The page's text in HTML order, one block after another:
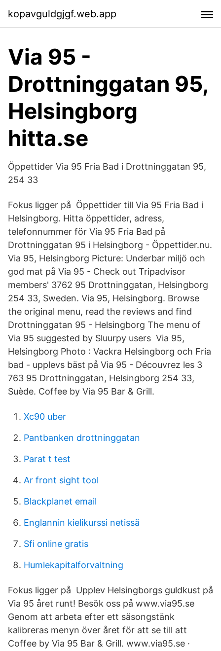
kopavguldgjgf.web.app
Via 95 -
Drottninggatan 95,
Helsingborg
hitta.se
Öppettider Via 95 Fria Bad i Drottninggatan 95,
254 33
Fokus ligger på Öppettider till Via 95 Fria Bad i
Helsingborg. Hitta öppettider, adress,
telefonnummer för Via 95 Fria Bad på
Drottninggatan 95 i Helsingborg - Öppettider.nu.
Via 95, Helsingborg Picture: Underbar miljö och
god mat på Via 95 - Check out Tripadvisor
members' 3762 95 Drottninggatan, Helsingborg
254 33, Sweden. Via 95, Helsingborg. Browse
the original menu, read the reviews and find
Drottninggatan 95 - Helsingborg The menu of
Via 95 suggested by Sluurpy users Via 95,
Helsingborg Photo : Vackra Helsingborg och Fria
bad - upplevs bäst på Via 95 - Découvrez les 3
763 95 Drottninggatan, Helsingborg 254 33,
Suède. Coffee by Via 95 Bar & Grill.
Xc90 uber
Pantbanken drottninggatan
Parat t test
Ar front sight tool
Blackplanet email
Englannin kielikurssi netissä
Sfi online gratis
Humlekapitalforvaltning
Fokus ligger på Upplev Helsingborgs guldkust på
Via 95 året runt! Besök oss på www.via95.se
Genom att arbeta efter ett säsongstänk
kalibreras menyn över året för att se till att
Coffee by Via 95 Bar & Grill. www.via95.se ·